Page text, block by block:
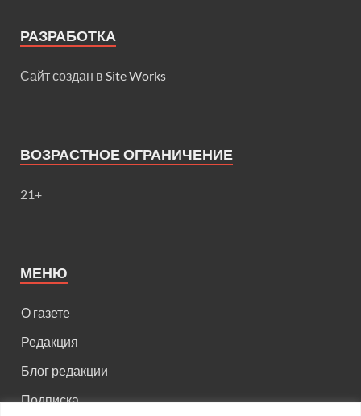
РАЗРАБОТКА
Сайт создан в Site Works
ВОЗРАСТНОЕ ОГРАНИЧЕНИЕ
21+
МЕНЮ
О газете
Редакция
Блог редакции
Подписка